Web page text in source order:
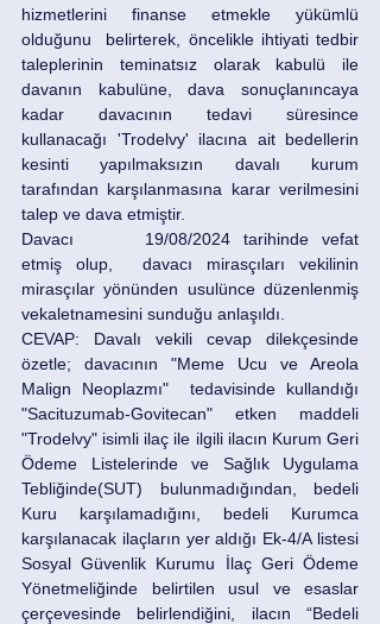
hizmetlerini finanse etmekle yükümlü
olduğunu  belirterek, öncelikle ihtiyati tedbir
taleplerinin teminatsız olarak kabulü ile
davanın kabulüne, dava sonuçlanıncaya
kadar davacının tedavi süresince
kullanacağı 'Trodelvy' ilacına ait bedellerin
kesinti yapılmaksızın davalı kurum
tarafından karşılanmasına karar verilmesini
talep ve dava etmiştir.
Davacı 	 19/08/2024 tarihinde vefat
etmiş olup,  davacı mirasçıları vekilinin
mirasçılar yönünden usulünce düzenlenmiş
vekaletnamesini sunduğu anlaşıldı.
CEVAP: Davalı vekili cevap dilekçesinde
özetle; davacının "Meme Ucu ve Areola
Malign Neoplazmı"  tedavisinde kullandığı
"Sacituzumab-Govitecan" etken maddeli
"Trodelvy" isimli ilaç ile ilgili ilacın Kurum Geri
Ödeme Listelerinde ve Sağlık Uygulama
Tebliğinde(SUT) bulunmadığından, bedeli
Kuru karşılamadığını, bedeli Kurumca
karşılanacak ilaçların yer aldığı Ek-4/A listesi
Sosyal Güvenlik Kurumu İlaç Geri Ödeme
Yönetmeliğinde belirtilen usul ve esaslar
çerçevesinde belirlendiğini, ilacın “Bedeli